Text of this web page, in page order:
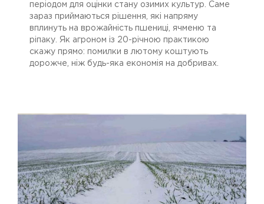
періодом для оцінки стану озимих культур. Саме
зараз приймаються рішення, які напряму
вплинуть на врожайність пшениці, ячменю та
ріпаку. Як агроном із 20-річною практикою
скажу прямо: помилки в лютому коштують
дорожче, ніж будь-яка економія на добривах.